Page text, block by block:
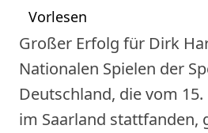
Vorlesen
Großer Erfolg für Dirk
Nationalen Spielen der
Deutschland, die vom 15.
im Saarland stattfanden,